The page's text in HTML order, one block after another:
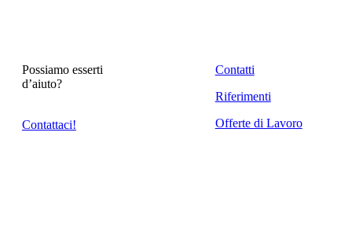
Possiamo esserti
d’aiuto?
Contattaci!
Contatti
Riferimenti
Offerte di Lavoro